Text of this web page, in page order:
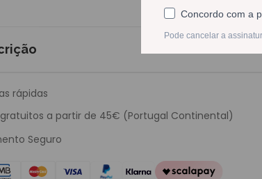
rápidas
gratuitos a partir de 45€ (Portugal Continental)
Seguro